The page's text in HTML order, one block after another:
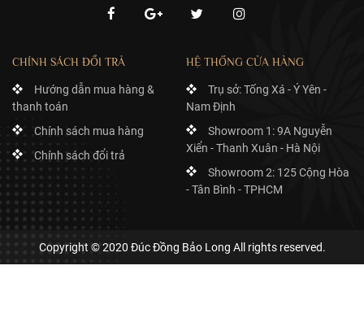
CHÍNH SÁCH ĐỔI TRẢ
Hướng dẫn mua hàng &
thanh toán
Chính sách mua hàng
Chính sách đổi trả
HỆ THỐNG CỬA HÀNG
Trụ sở: Tống Xá - Ý Yên -
Nam Định
Showroom 1: 9A Nguyễn
Xiển - Thanh Xuân - Hà Nội
Showroom 2: 125 Cộng Hòa
- Tân Bình - TPHCM
Copyright © 2020 Đúc Đồng Bảo Long All rights reserved.